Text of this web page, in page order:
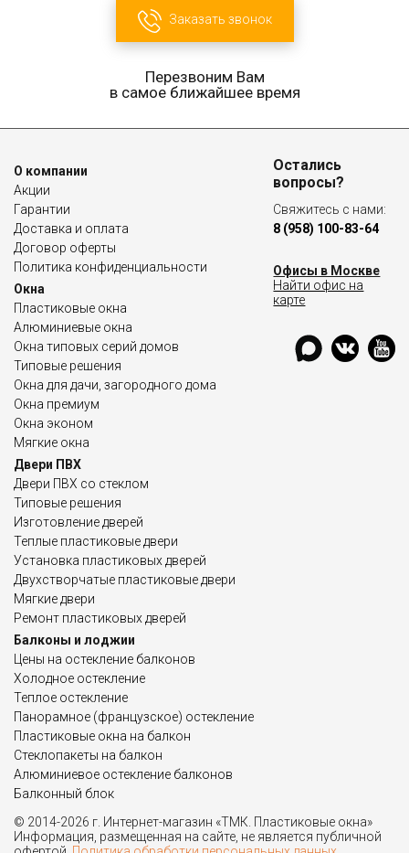
Заказать звонок
Перезвоним Вам
в самое ближайшее время
О компании
Акции
Гарантии
Доставка и оплата
Договор оферты
Политика конфиденциальности
Окна
Пластиковые окна
Алюминиевые окна
Окна типовых серий домов
Типовые решения
Окна для дачи, загородного дома
Окна премиум
Окна эконом
Мягкие окна
Двери ПВХ
Двери ПВХ со стеклом
Типовые решения
Изготовление дверей
Теплые пластиковые двери
Установка пластиковых дверей
Двухстворчатые пластиковые двери
Мягкие двери
Ремонт пластиковых дверей
Балконы и лоджии
Цены на остекление балконов
Холодное остекление
Теплое остекление
Панорамное (французское) остекление
Пластиковые окна на балкон
Стеклопакеты на балкон
Алюминиевое остекление балконов
Балконный блок
Остались
вопросы?
Свяжитесь с нами:
8 (958) 100-83-64
Офисы в Москве
Найти офис на
карте
© 2014-2026 г. Интернет-магазин «ТМК. Пластиковые окна»
Информация, размещенная на сайте, не является публичной